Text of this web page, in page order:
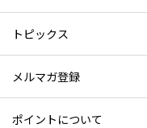
トピックス
メルマガ登録
ポイントについて